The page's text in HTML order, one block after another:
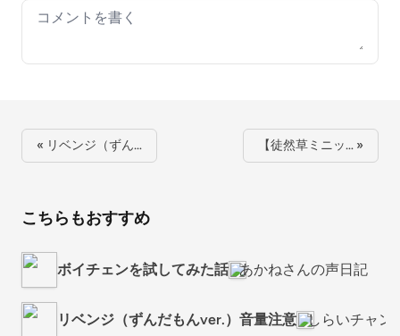
Your comment
« リベンジ（ずん… 【徒然草ミニッ… »
こちらもおすすめ
ボイチェンを試してみた話 あかねさんの声日記
リベンジ（ずんだもんver.）音量注意 しらいチャン